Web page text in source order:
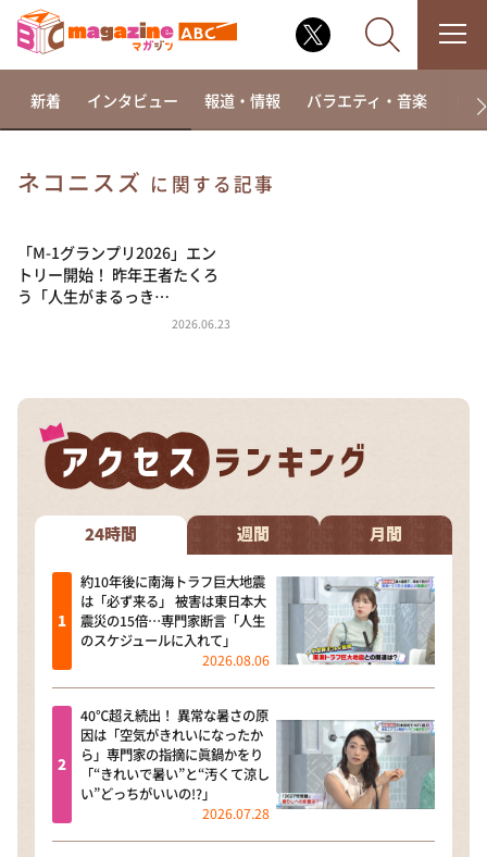
相席食堂
これ余談なんですけど・・・
～人生密着トークバラエティ！～ やすとものいたっ
河合＆A.B.C-Z塚田×福井アナ「なんでやねん！？」
（news おかえり）
DAIGOも台所 ～きょうの献立 何にする？～
本日はダイアンなり！シーズン２
朝だ！生です旅サラダ
教えて！ニュースライブ 正義のミカタ
ＬＩＦＥ～夢のカタチ～
新婚さんいらっしゃい！
ポツンと一軒家
ザキ山小屋本館
ぺこぱのまるスポ
新着 インタビュー 報道・情報 バラエティ・音楽 ド
ネコニスズ に関する記事
「M-1グランプリ2026」エン
トリー開始！ 昨年王者たくろ
う「人生がまるっき…
2026.06.23
24時間 週間 月間
約10年後に南海トラフ巨大地震
は「必ず来る」 被害は東日本大
震災の15倍…専門家断言「人生
のスケジュールに入れて」
2026.08.06
40℃超え続出！ 異常な暑さの原
因は「空気がきれいになったか
ら」専門家の指摘に眞鍋かをり
「“きれいで暑い”と“汚くて涼し
い”どっちがいいの!?」
2026.07.28